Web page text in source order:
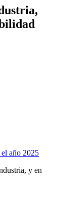
año 2025
y en